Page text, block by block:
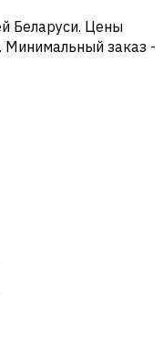
Беларуси. Цены
Минимальный заказ -